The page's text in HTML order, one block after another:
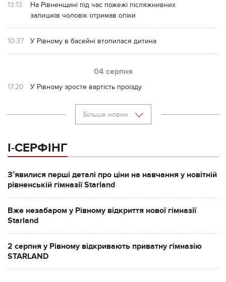
13:13
На Рівненщині під час пожежі післяжнивних
залишків чоловік отримав опіки
10:37 У Рівному в басейні втопилася дитина
04 серпня
17:20 У Рівному зросте вартість проїзду
Більше новин
І-СЕРФІНГ
Зʼявилися перші деталі про ціни на навчання у новітній
рівненській гімназії Starland
Вже незабаром у Рівному відкриття нової гімназії
Starland
2 серпня у Рівному відкривають приватну гімназію
STARLAND